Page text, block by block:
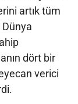
artık tüm
dört bir
verici